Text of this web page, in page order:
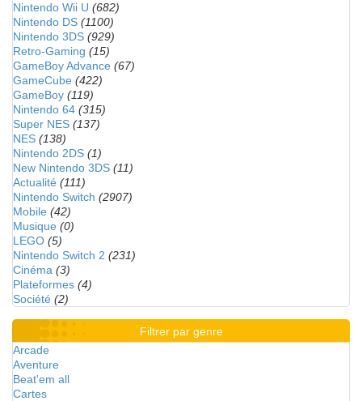
Nintendo Wii U (682)
Nintendo DS (1100)
Nintendo 3DS (929)
Retro-Gaming (15)
GameBoy Advance (67)
GameCube (422)
GameBoy (119)
Nintendo 64 (315)
Super NES (137)
NES (138)
Nintendo 2DS (1)
New Nintendo 3DS (11)
Actualité (111)
Nintendo Switch (2907)
Mobile (42)
Musique (0)
LEGO (5)
Nintendo Switch 2 (231)
Cinéma (3)
Plateformes (4)
Société (2)
Filtrer par genre
Arcade
Aventure
Beat'em all
Cartes